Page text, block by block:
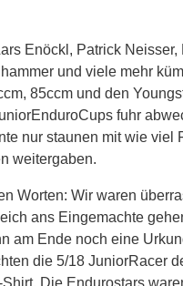
Enöckl, Patrick
und viele mehr
85ccm und den
fuhr
nur staunen mit wie viel
weitergaben.
Worten: Wir waren
ans Eingemachte
am Ende noch eine
die 5/18 JuniorRacer
Die Endurostars